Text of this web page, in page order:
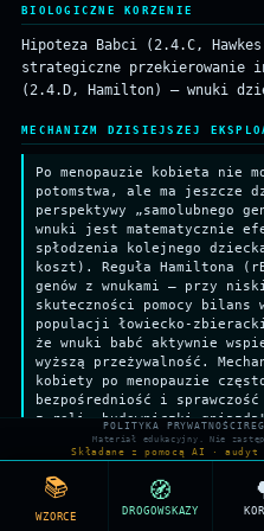
BIOLOGICZNE KORZENIE
Hipoteza Babci (2.4.C,
strategiczne przekierowanie
(2.4.D, Hamilton) — wnuki
MECHANIZM DZISIEJSZEJ
Po menopauzie kobieta nie
potomstwa, ale ma
perspektywy „samolubnego
wnuki jest matematycznie
spłodzenia kolejnego
koszt). Reguła Hamiltona
genów z wnukami — przy
skuteczności pomocy bilans
populacji łowiecko-
że wnuki babć aktywnie
wyższą przeżywalność.
kobiety po menopauzie
bezpośredniość i
z roli „budowniczki
Bywa to wiązane ze
po menopauzie, ale to
udokumentowana niż sam
opisuje to jako przejście
„Etapy życia: dojrzałość").
📚
WZORCE
🧭
DROGOWSKAZY
POLITYKA PRYWATNOŚCI
Materiał edukacyjny. Nie
Składane z pomocą AI ·